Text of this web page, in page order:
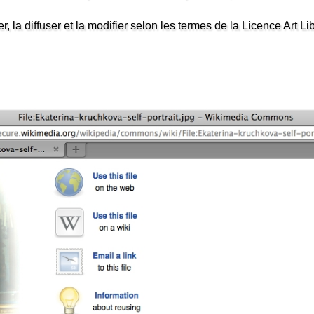
la diffuser et la modifier selon les termes de la Licence Art